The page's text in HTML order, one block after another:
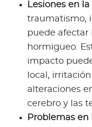
Lesiones en la
traumatismo,
puede afectar
hormigueo.
impacto
local,
alteraciones
cerebro y las
Problemas en